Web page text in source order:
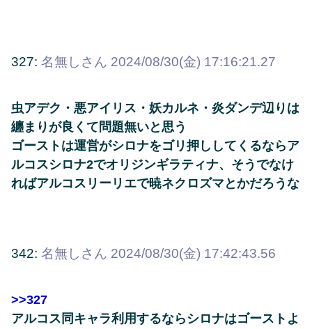
327: 名無しさん 2024/08/30(金) 17:16:21.27
虫アデク・悪アイリス・妖カルネ・炎ダンデ辺りは
纏まりが良くて問題無いと思う
ゴーストは運営がシロナをゴリ押ししてくるならア
ルコスシロナ2でオリジンギラティナ、そうでなけ
ればアルコスリーリエで暁ネクロズマとかだろうな
342: 名無しさん 2024/08/30(金) 17:42:43.56
>>327
アルコス同キャラ利用するならシロナはゴーストよ